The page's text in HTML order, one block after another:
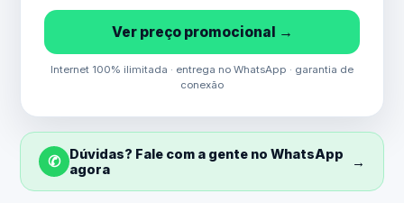
Ver preço promocional →
Internet 100% ilimitada · entrega no WhatsApp · garantia de
conexão
✆
Dúvidas? Fale com a gente no WhatsApp
agora
→